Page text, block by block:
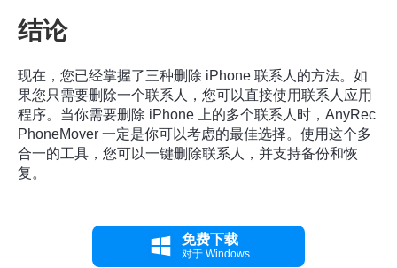
结论
现在，您已经掌握了三种删除 iPhone 联系人的方法。如
果您只需要删除一个联系人，您可以直接使用联系人应用
程序。当你需要删除 iPhone 上的多个联系人时，AnyRec
PhoneMover 一定是你可以考虑的最佳选择。使用这个多
合一的工具，您可以一键删除联系人，并支持备份和恢
复。
免费下载
对于 Windows